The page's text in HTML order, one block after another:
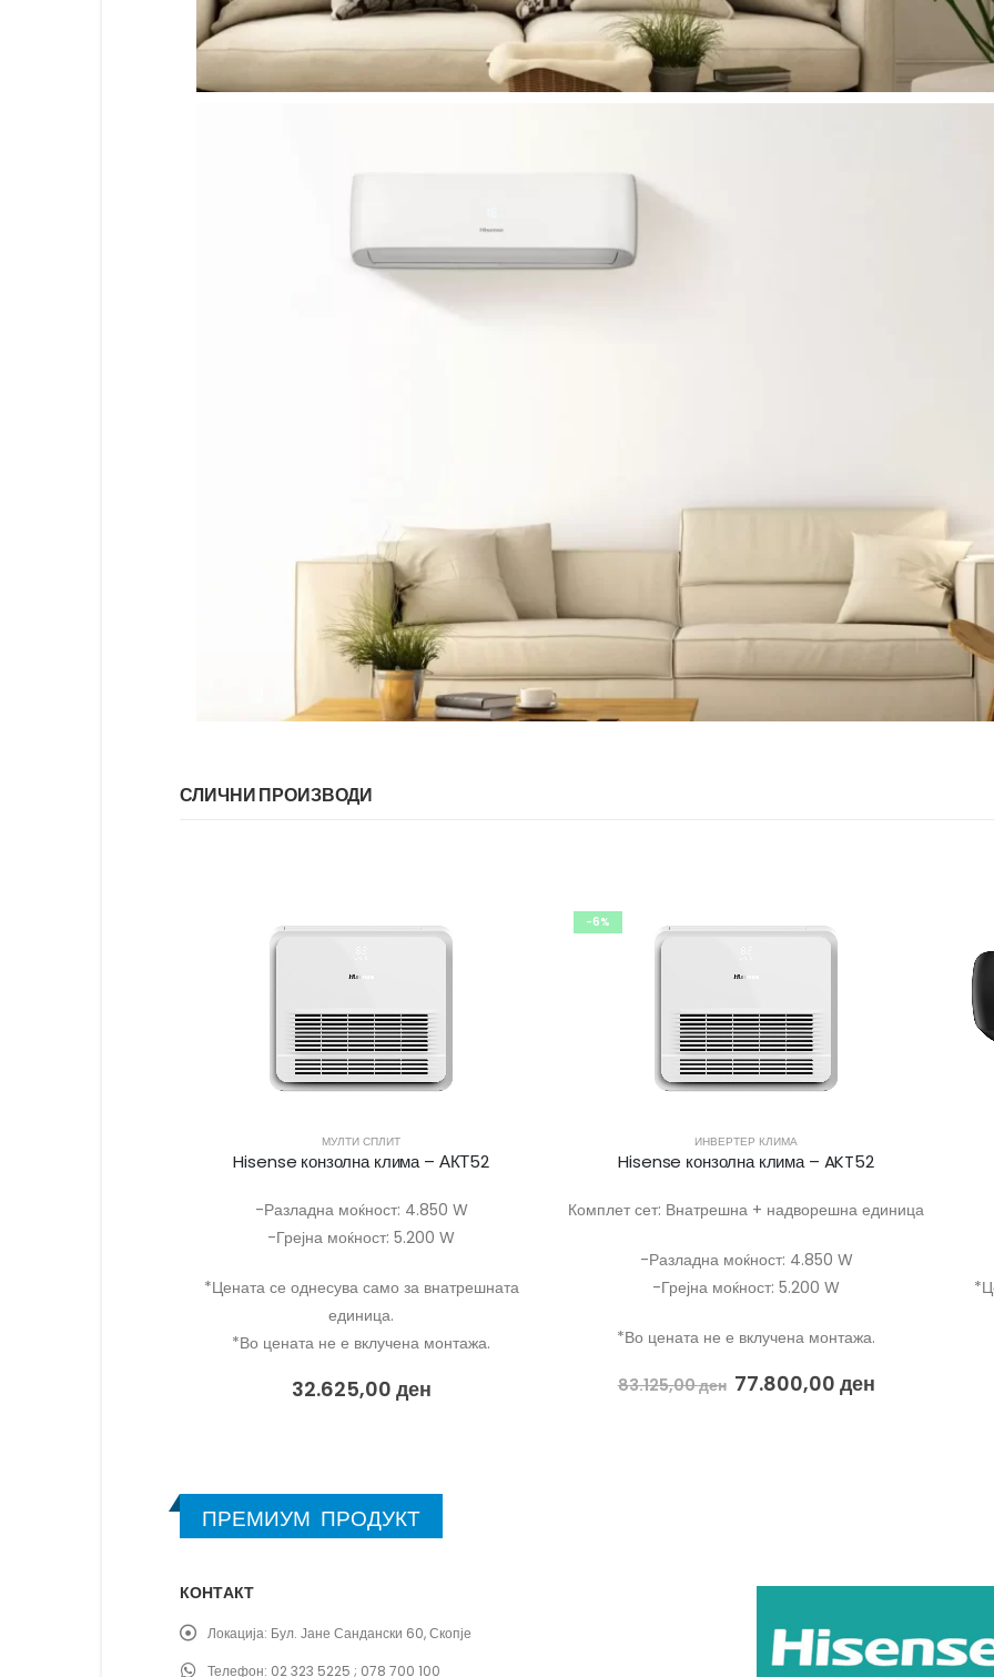
СЛИЧНИ ПРОИЗВОДИ
ИНВЕРТЕР КЛИМА
Hisense конзолна клима – AKT52
Комплет сет: Внатрешна + надворешна единица
-Грејна моќност: 5.200 W
*Во цената не е вклучена монтажа.
83.125,00ден 77.800,00
МУЛТИ СПЛИТ
Hisense Apple Pie PRO – TG50
-Разладна моќност: 5.000 W
*Цената се однесува само за внатрешната
*Во цената не е вклучена монтажа.
26.000,00ден
ПРЕМИУМ ПРОДУКТ
КОНТАКТ
Локација: Бул. Јане Сандански 60, Скопје
Телефон: 02 323 5225 ; 078 700 100